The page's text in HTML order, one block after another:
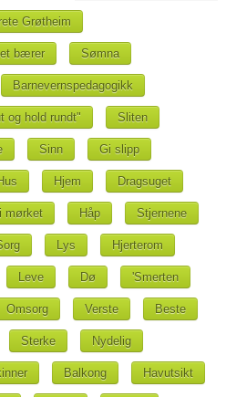
Grøtheim
bærer Sømna
Barnevernspedagogikk
og hold rundt" Sliten
Sinn Gi slipp
Hjem Dragsuget
mørket Håp Stjernene
Lys Hjerterom
Leve Dø 'Smerten
Omsorg Verste Beste
Sterke Nydelig
Balkong Havutsikt